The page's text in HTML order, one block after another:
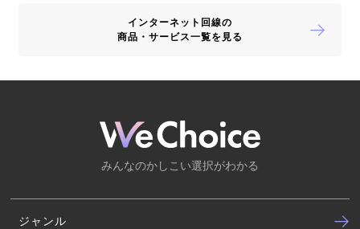
インターネット回線の
商品・サービス一覧を見る
みんなのかしこい選択がわかる
ジャンル